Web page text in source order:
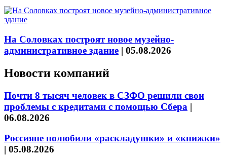
На Соловках построят новое музейно-
административное здание | 05.08.2026
Новости компаний
Почти 8 тысяч человек в СЗФО решили свои
проблемы с кредитами с помощью Сбера |
06.08.2026
Россияне полюбили «раскладушки» и «книжки»
| 05.08.2026